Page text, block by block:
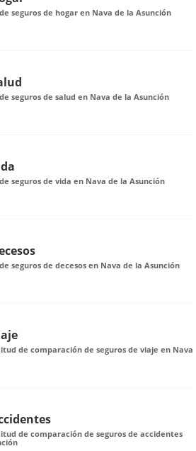
seguros de hogar en Nava de la Asunción
seguros de salud en Nava de la Asunción
seguros de vida en Nava de la Asunción
seguros de decesos en Nava de la Asunción
de comparación de seguros de viaje en Nava
de comparación de seguros de accidentes